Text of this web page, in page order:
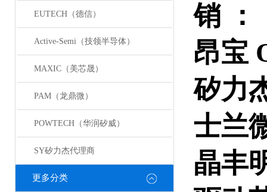
EUTECH（德信）
Active-Semi（技领半导体）
MAXIC（美芯晟）
PAM（龙鼎微）
POWTECH（华润矽威）
SY矽力杰代理商
更多分类
销 ：
昂宝
矽力
士兰
晶丰